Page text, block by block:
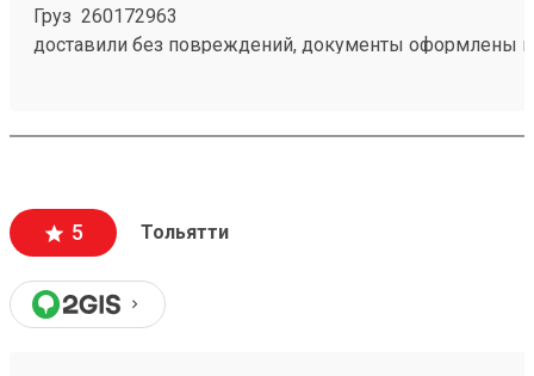
Груз 260172963
доставили без повреждений, документы оформлены
5 Тольятти